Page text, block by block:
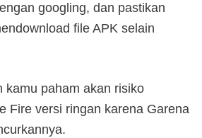
googling, dan pastikan
file APK selain
kamu paham akan risiko
Fire versi ringan karena Garena